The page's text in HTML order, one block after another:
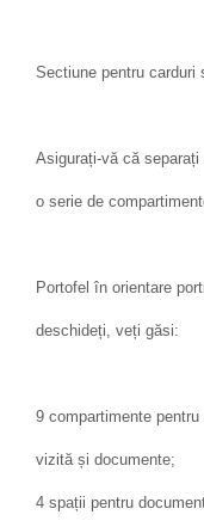
Sectiune pentru carduri
Asigurați-vă că
o serie de
Portofel în orientare
deschideți, veți găsi:
9 compartimente
vizită și documente;
4 spații pentru